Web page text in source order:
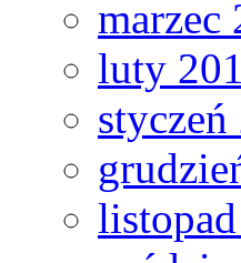
marzec
luty
styczeń